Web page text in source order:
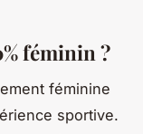
féminin ?
féminine
sportive.